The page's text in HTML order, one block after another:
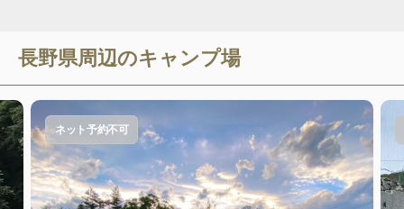
長野県周辺のキャンプ場
ネット予約不可